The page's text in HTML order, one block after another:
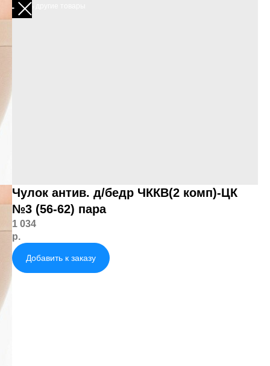
Смотреть другие товары
Чулок антив. д/бедр ЧККВ(2 комп)-ЦК
№3 (56-62) пара
1 034
р.
Добавить к заказу